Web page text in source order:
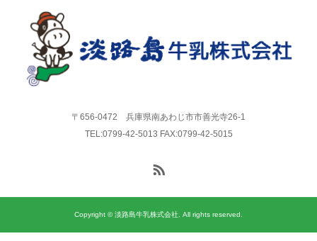
〒656-0472 兵庫県南あわじ市市善光寺26-1
TEL:0799-42-5013 FAX:0799-42-5015
Copyright © 淡路島牛乳株式会社. All rights reserved.